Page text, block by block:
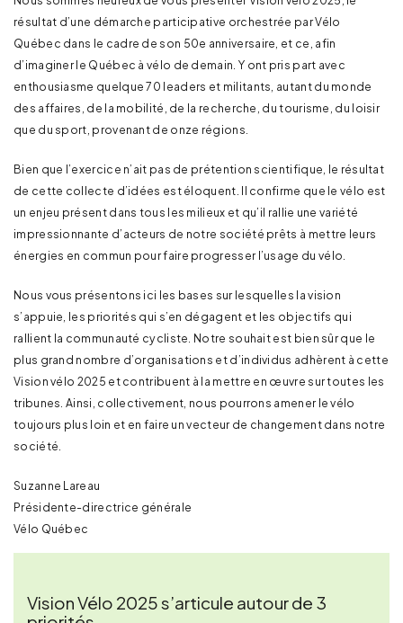
résultat d’une démarche participative orchestrée par Vélo
Québec dans le cadre de son 50e anniversaire, et ce, afin
d’imaginer le Québec à vélo de demain. Y ont pris part avec
enthousiasme quelque 70 leaders et militants, autant du monde
des affaires, de la mobilité, de la recherche, du tourisme, du loisir
que du sport, provenant de onze régions.
Bien que l’exercice n’ait pas de prétention scientifique, le résultat
de cette collecte d’idées est éloquent. Il confirme que le vélo est
un enjeu présent dans tous les milieux et qu’il rallie une variété
impressionnante d’acteurs de notre société prêts à mettre leurs
énergies en commun pour faire progresser l’usage du vélo.
Nous vous présentons ici les bases sur lesquelles la vision
s’appuie, les priorités qui s’en dégagent et les objectifs qui
rallient la communauté cycliste. Notre souhait est bien sûr que le
plus grand nombre d’organisations et d’individus adhèrent à cette
Vision vélo 2025 et contribuent à la mettre en œuvre sur toutes les
tribunes. Ainsi, collectivement, nous pourrons amener le vélo
toujours plus loin et en faire un vecteur de changement dans notre
société.
Suzanne Lareau
Présidente-directrice générale
Vélo Québec
Vision Vélo 2025 s’articule autour de 3